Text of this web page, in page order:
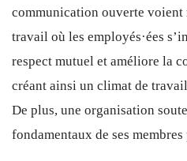
communication ouverte
travail où les employés·ées
respect mutuel et améliore la
créant ainsi un climat de
De plus, une organisation
fondamentaux de ses